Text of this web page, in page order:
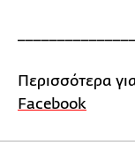
Περισσότερα
Facebook